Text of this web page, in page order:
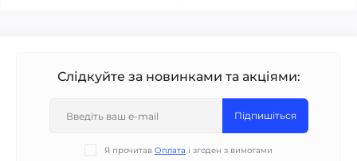
Слідкуйте за новинками та акціями:
Підпишіться
Я прочитав Оплата і згоден з вимогами